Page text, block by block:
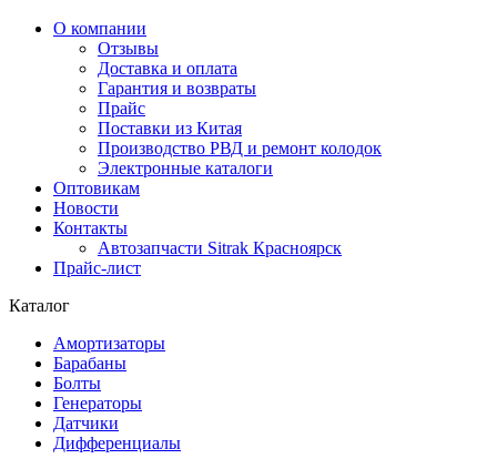
О компании
Отзывы
Доставка и оплата
Гарантия и возвраты
Прайс
Поставки из Китая
Производство РВД и ремонт колодок
Электронные каталоги
Оптовикам
Новости
Контакты
Автозапчасти Sitrak Красноярск
Прайс-лист
Каталог
Амортизаторы
Барабаны
Болты
Генераторы
Датчики
Дифференциалы